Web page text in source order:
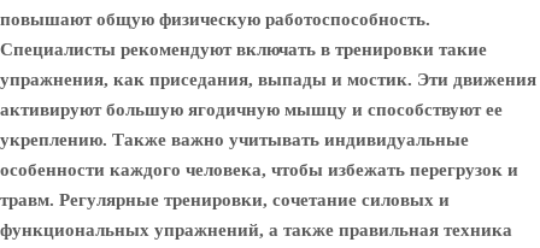
повышают общую физическую работоспособность.
Специалисты рекомендуют включать в тренировки такие
упражнения, как приседания, выпады и мостик. Эти движения
активируют большую ягодичную мышцу и способствуют ее
укреплению. Также важно учитывать индивидуальные
особенности каждого человека, чтобы избежать перегрузок и
травм. Регулярные тренировки, сочетание силовых и
функциональных упражнений, а также правильная техника